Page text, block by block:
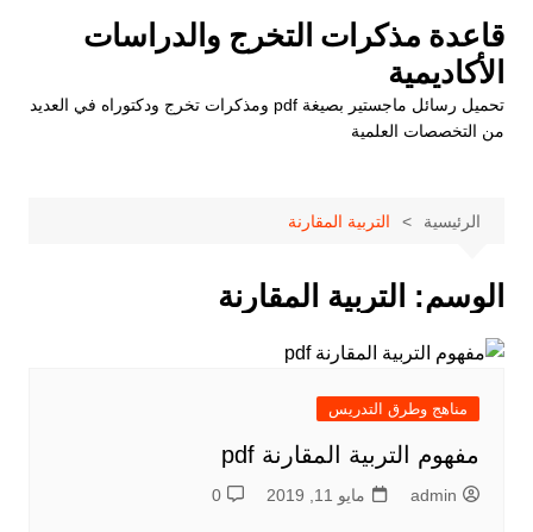
المحتوى
قاعدة مذكرات التخرج والدراسات
الأكاديمية
تحميل رسائل ماجستير بصيغة pdf ومذكرات تخرج ودكتوراه في العديد
من التخصصات العلمية
الرئيسية التربية المقارنة
الوسم: التربية المقارنة
مناهج وطرق التدريس
مفهوم التربية المقارنة pdf
admin مايو 11, 2019 0